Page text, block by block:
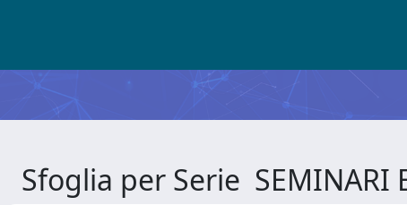
Sfoglia per Serie SEMINARI